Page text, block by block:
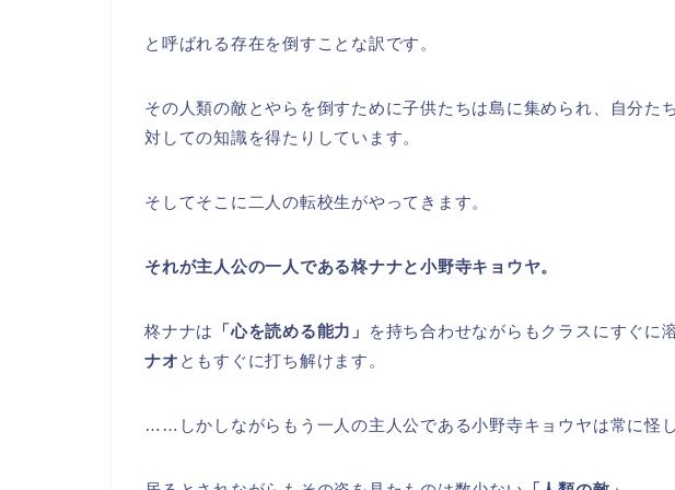
と呼ばれる存在を倒すことな訳です。
その人類の敵とやらを倒すために子供たちは島に集められ、自分た
対しての知識を得たりしています。
そしてそこに二人の転校生がやってきます。
それが主人公の一人である柊ナナと小野寺キョウヤ。
柊ナナは 「心を読める能力」 を持ち合わせながらもクラスにすぐに
ナオ ともすぐに打ち解けます。
……しかしながらもう一人の主人公である小野寺キョウヤは常に怪